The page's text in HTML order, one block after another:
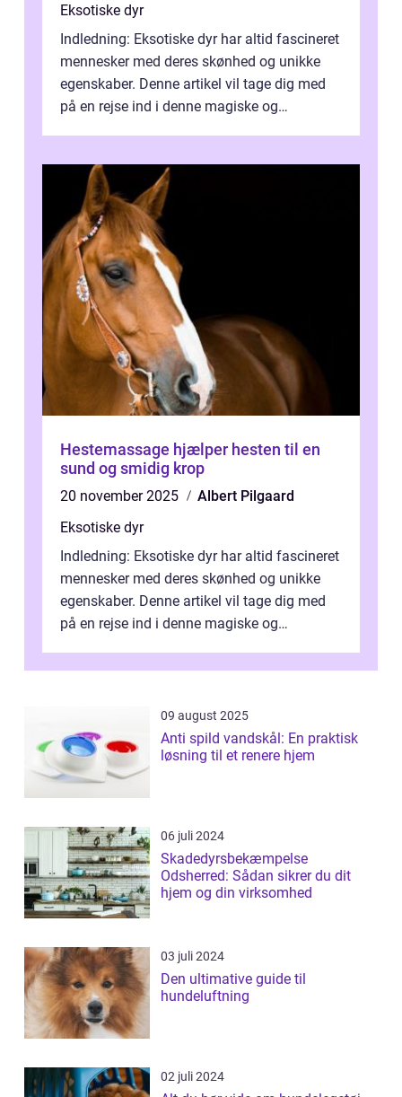
Eksotiske dyr
Indledning: Eksotiske dyr har altid fascineret
mennesker med deres skønhed og unikke
egenskaber. Denne artikel vil tage dig med
på en rejse ind i denne magiske og
Hestemassage hjælper hesten til en
sund og smidig krop
20 november 2025
Albert Pilgaard
Eksotiske dyr
Indledning: Eksotiske dyr har altid fascineret
mennesker med deres skønhed og unikke
egenskaber. Denne artikel vil tage dig med
på en rejse ind i denne magiske og
09 august 2025
Anti spild vandskål: En praktisk
løsning til et renere hjem
06 juli 2024
Skadedyrsbekæmpelse
Odsherred: Sådan sikrer du dit
hjem og din virksomhed
03 juli 2024
Den ultimative guide til
hundeluftning
02 juli 2024